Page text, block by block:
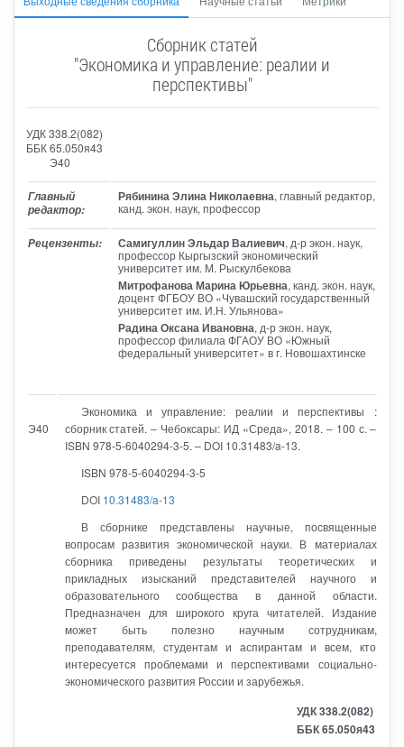
Сборник статей
"Экономика и управление: реалии и
перспективы"
УДК 338.2(082)
ББК 65.050я43
Э40
Главный
редактор:
Рябинина Элина Николаевна, главный редактор,
канд. экон. наук, профессор
Рецензенты: Самигуллин Эльдар Валиевич, д-р экон. наук,
профессор Кыргызский экономический
университет им. М. Рыскулбекова
Митрофанова Марина Юрьевна, канд. экон. наук,
доцент ФГБОУ ВО «Чувашский государственный
университет им. И.Н. Ульянова»
Радина Оксана Ивановна, д-р экон. наук,
профессор филиала ФГАОУ ВО «Южный
федеральный университет» в г. Новошахтинске
Э40
Экономика и управление: реалии и перспективы :
сборник статей. – Чебоксары: ИД «Среда», 2018. – 100 с. –
ISBN 978-5-6040294-3-5. – DOI 10.31483/a-13.
ISBN 978-5-6040294-3-5
DOI 10.31483/a-13
В сборнике представлены научные, посвященные
вопросам развития экономической науки. В материалах
сборника приведены результаты теоретических и
прикладных изысканий представителей научного и
образовательного сообщества в данной области.
Предназначен для широкого круга читателей. Издание
может быть полезно научным сотрудникам,
преподавателям, студентам и аспирантам и всем, кто
интересуется проблемами и перспективами социально-
экономического развития России и зарубежья.
УДК 338.2(082)
ББК 65.050я43